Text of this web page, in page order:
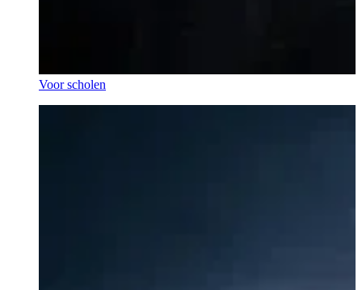
Voor scholen